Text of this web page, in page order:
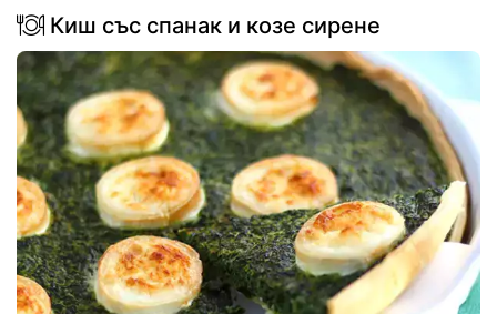
Киш със спанак и козе сирене